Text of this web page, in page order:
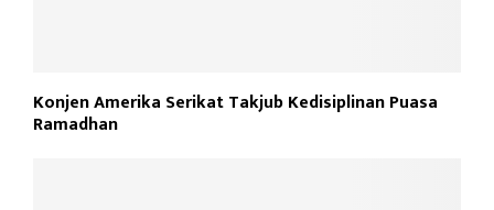
Konjen Amerika Serikat Takjub Kedisiplinan Puasa
Ramadhan